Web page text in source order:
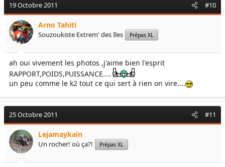
19 Octobre 2011 #10
Arno Tahiti
Souzoukiste Extrem' des Iles Prépas XL
ah oui vivement les photos ,j'aime bien l'esprit
RAPPORT,POIDS,PUISSANCE....
un peu comme le k2 tout ce qui sert à rien on vire....
25 Octobre 2011 #11
Lejamaykain
Un rocher! où ça?! Prépas XL